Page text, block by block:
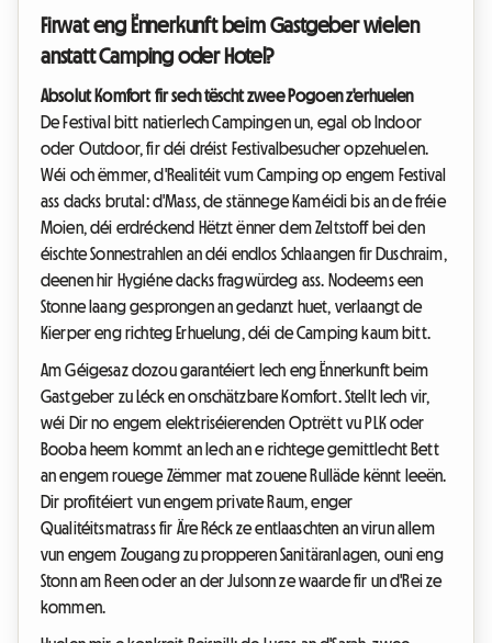
Firwat eng Ënnerkunft beim Gastgeber wielen
anstatt Camping oder Hotel?
Absolut Komfort fir sech tëscht zwee Pogoen z'erhuelen
De Festival bitt natierlech Campingen un, egal ob Indoor
oder Outdoor, fir déi dréist Festivalbesucher opzehuelen.
Wéi och ëmmer, d'Realitéit vum Camping op engem Festival
ass dacks brutal: d'Mass, de stännege Kaméidi bis an de fréie
Moien, déi erdréckend Hëtzt ënner dem Zeltstoff bei den
éischte Sonnestrahlen an déi endlos Schlaangen fir Duschraim,
deenen hir Hygiéne dacks fragwürdeg ass. Nodeems een
Stonne laang gesprongen an gedanzt huet, verlaangt de
Kierper eng richteg Erhuelung, déi de Camping kaum bitt.
Am Géigesaz dozou garantéiert Iech eng Ënnerkunft beim
Gastgeber zu Léck en onschätzbare Komfort. Stellt Iech vir,
wéi Dir no engem elektriséierenden Optrëtt vu PLK oder
Booba heem kommt an Iech an e richtege gemittlecht Bett
an engem rouege Zëmmer mat zouene Rulläde kënnt leeën.
Dir profitéiert vun engem private Raum, enger
Qualitéitsmatrass fir Äre Réck ze entlaaschten an virun allem
vun engem Zougang zu propperen Sanitäranlagen, ouni eng
Stonn am Reen oder an der Julsonn ze waarde fir un d'Rei ze
kommen.